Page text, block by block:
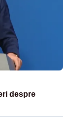
despre